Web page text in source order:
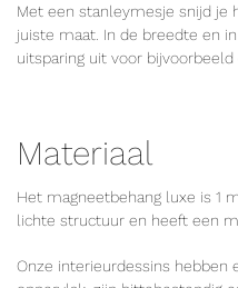
Met een stanleymesje snijd je
juiste maat. In de breedte en
uitsparing uit voor
Materiaal
Het magneetbehang luxe is 1
lichte structuur en heeft een
Onze interieurdessins hebben